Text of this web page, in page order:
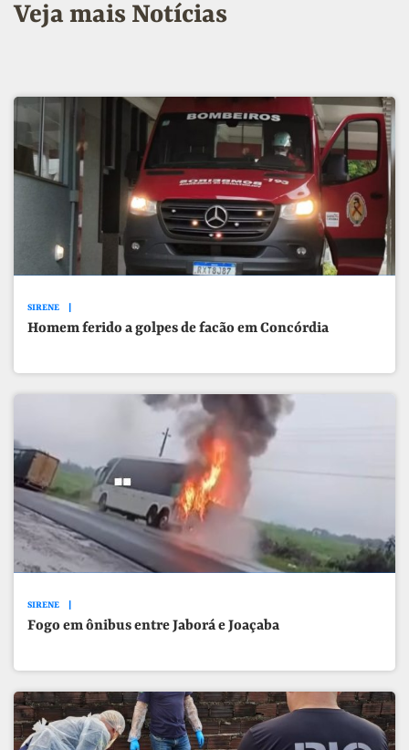
Veja mais Notícias
SIRENE
Homem ferido a golpes de facão em Concórdia
SIRENE
Fogo em ônibus entre Jaborá e Joaçaba